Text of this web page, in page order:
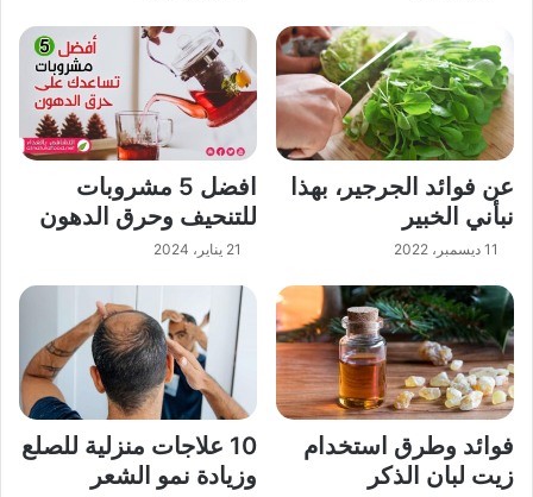
عن فوائد الجرجير، بهذا
نبأني الخبير
11 ديسمبر، 2022
افضل 5 مشروبات
للتنحيف وحرق الدهون
21 يناير، 2024
فوائد وطرق استخدام
زيت لبان الذكر
10 علاجات منزلية للصلع
وزيادة نمو الشعر